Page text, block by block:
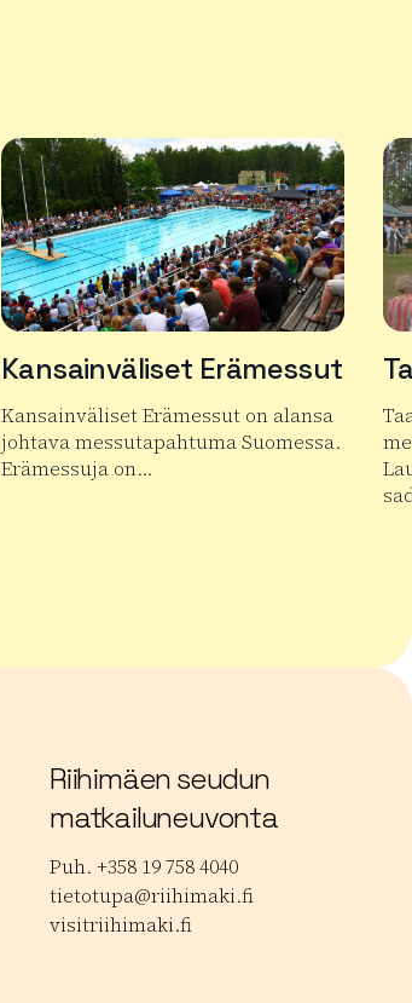
Kansainväliset Erämessut
Kansainväliset Erämessut on alansa
johtava messutapahtuma Suomessa.
Erämessuja on…
Lue lisää tuotteesta Kansainväliset
Riihimäen seudun
matkailuneuvonta
Puh. +358 19 758 4040
tietotupa@riihimaki.fi
visitriihimaki.fi